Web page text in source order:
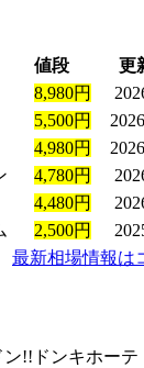
値段
更
8,980円
5,500円
4,980円
4,780円
4,480円
2,500円
最新相場情報は
ン!!ドンキホー